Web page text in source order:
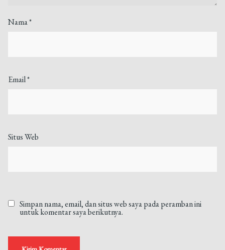
Nama*
Email*
Situs Web
Simpan nama, email, dan situs web saya pada peramban ini
untuk komentar saya berikutnya.